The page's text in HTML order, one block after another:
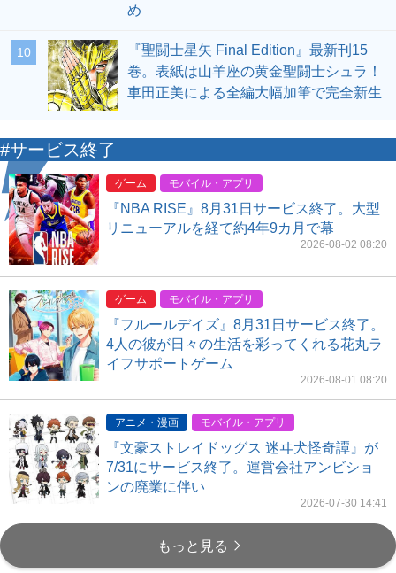
め
10
『聖闘士星矢 Final Edition』最新刊15
巻。表紙は山羊座の黄金聖闘士シュラ！
車田正美による全編大幅加筆で完全新生
#サービス終了
ゲーム モバイル・アプリ
『NBA RISE』8月31日サービス終了。大型
リニューアルを経て約4年9カ月で幕
2026-08-02 08:20
ゲーム モバイル・アプリ
『フルールデイズ』8月31日サービス終了。
4人の彼が日々の生活を彩ってくれる花丸ラ
イフサポートゲーム
2026-08-01 08:20
アニメ・漫画 モバイル・アプリ
『文豪ストレイドッグス 迷ヰ犬怪奇譚』が
7/31にサービス終了。運営会社アンビショ
ンの廃業に伴い
2026-07-30 14:41
もっと見る